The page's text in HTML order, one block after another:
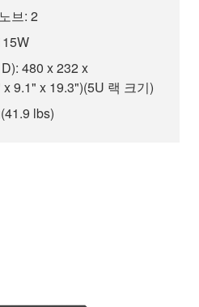
브: 2
480 x 232 x
9.1" x 19.3")(5U 랙 크기)
lbs)